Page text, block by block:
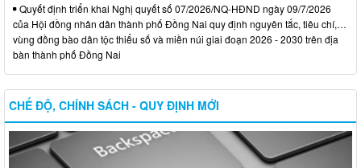
Quyết định triển khai Nghị quyết số 07/2026/NQ-HĐND ngày 09/7/2026
của Hội đồng nhân dân thành phố Đồng Nai quy định nguyên tắc, tiêu chí,…
vùng đồng bào dân tộc thiểu số và miền núi giai đoạn 2026 - 2030 trên địa
bàn thành phố Đồng Nai
CHẾ ĐỘ, CHÍNH SÁCH - QUY ĐỊNH MỚI